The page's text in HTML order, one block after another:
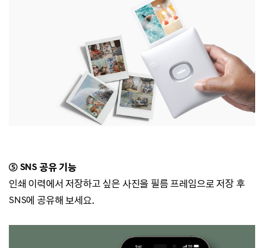
⑤ SNS 공유 기능
인쇄 이력에서 저장하고 싶은 사진을 필름 프레임으로 저장 후
SNS에 공유해 보세요.